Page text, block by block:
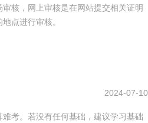
核，网上审核是在网站提交相关证明
点进行审核。
2024-07-10
考。若没有任何基础，建议学习基础